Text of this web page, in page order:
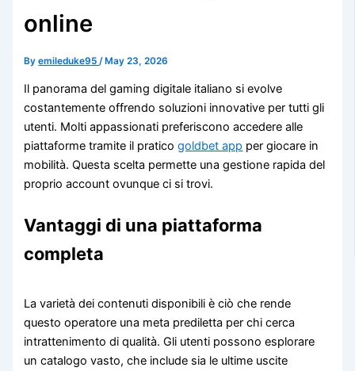
online
Byemileduke95 /May 23, 2026
Il panorama del gaming digitale italiano si evolve
costantemente offrendo soluzioni innovative per tutti gli
utenti. Molti appassionati preferiscono accedere alle
piattaforme tramite il praticogoldbet app per giocare in
mobilità. Questa scelta permette una gestione rapida del
proprio account ovunque ci si trovi.
Vantaggi di una piattaforma
completa
La varietà dei contenuti disponibili è ciò che rende
questo operatore una meta prediletta per chi cerca
intrattenimento di qualità. Gli utenti possono esplorare
un catalogo vasto, che include sia le ultime uscite